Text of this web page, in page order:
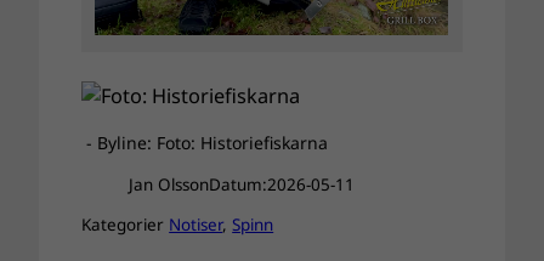
- Byline: Foto: Historiefiskarna
Jan OlssonDatum:2026-05-11
Kategorier Notiser, Spinn